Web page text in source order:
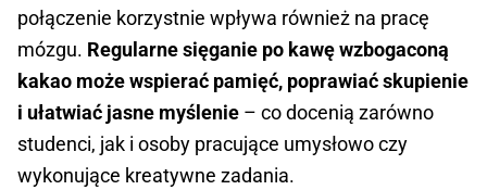
połączenie korzystnie wpływa również na pracę
mózgu. Regularne sięganie po kawę wzbogaconą
kakao może wspierać pamięć, poprawiać skupienie
i ułatwiać jasne myślenie – co docenią zarówno
studenci, jak i osoby pracujące umysłowo czy
wykonujące kreatywne zadania.